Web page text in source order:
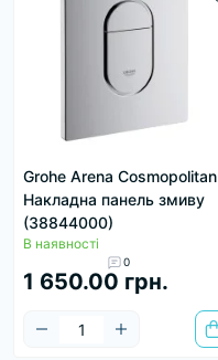
Grohe Arena Cosmopolitan
Накладна панель змиву
(38844000)
В наявності
0
1 650.00 грн.